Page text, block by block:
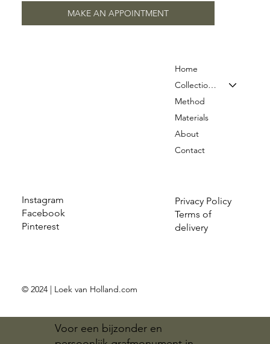
Voor een bijzonder en
Instagram
Facebook
Pinterest
Privacy Policy
Terms of
delivery
Home
Collection & Prices
Method
Materials
About
Contact
© 2024 | Loek van Holland.com
MAKE AN APPOINTMENT